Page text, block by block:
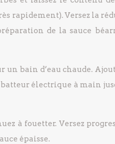
rapidement). Versez la
de la sauce
bain d’eau chaude.
électrique à main
à fouetter. Versez
épaisse.